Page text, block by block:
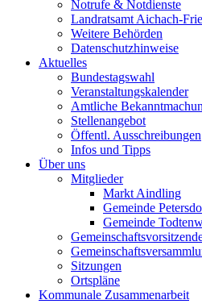
Notrufe & Notdienste
Landratsamt Aichach-
Weitere Behörden
Datenschutzhinweise
Aktuelles
Bundestagswahl
Veranstaltungskalender
Amtliche
Stellenangebot
Öffentl. Ausschreibungen
Infos und Tipps
Über uns
Mitglieder
Markt Aindling
Gemeinde
Gemeinde
Sitzungen
Ortspläne
Kommunale Zusammenarbeit